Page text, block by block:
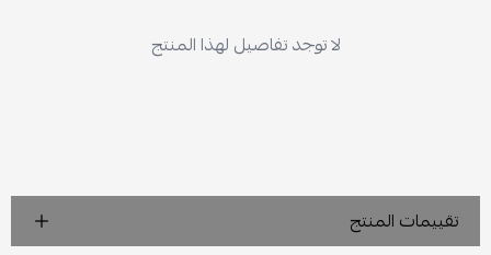
لا توجد تفاصيل لهذا المنتج
تقييمات المنتج